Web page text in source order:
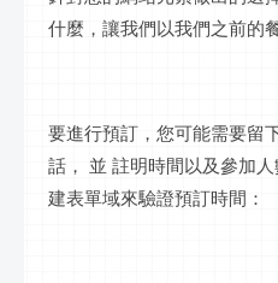
什麼，讓我們以我們之前的
要進行預訂，您可能需要留
話，
並 註明時間以及參加
建表單域來驗證預訂時間：